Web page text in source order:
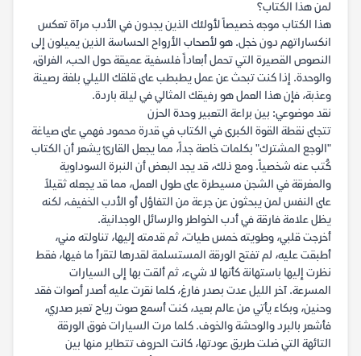
لمن هذا الكتاب؟
هذا الكتاب موجه خصيصاً لأولئك الذين يجدون في الأدب مرآة تعكس
انكساراتهم دون خجل. هو لأصحاب الأرواح الحساسة الذين يميلون إلى
النصوص القصيرة التي تحمل أبعاداً فلسفية عميقة حول الحب، الفراق،
والوحدة. إذا كنت تبحث عن عمل يطبطب على قلقك الليلي بلغة رصينة
وعذبة، فإن هذا العمل هو رفيقك المثالي في ليلة باردة.
نقد موضوعي: بين براعة التعبير وحدة الحزن
تتجلى نقطة القوة الكبرى في الكتاب في قدرة محمود فهمي على صياغة
"الوجع المشترك" بكلمات خاصة جداً، مما يجعل القارئ يشعر أن الكتاب
كُتب عنه شخصياً. ومع ذلك، قد يجد البعض أن النبرة السوداوية
والمغرقة في الشجن مسيطرة على طول العمل، مما قد يجعله ثقيلاً
على النفس لمن يبحثون عن جرعة من التفاؤل أو الأدب الخفيف، لكنه
يظل علامة فارقة في أدب الخواطر والرسائل الوجدانية.
أخرجت قلبي، وطويته خمس طيات، ثم قدمته إليها، تناولته مني،
أطبقت عليه، لم تفتح الورقة المستسلمة لقدرها لتقرأ ما فيها، فقط
نظرت إليها باستهانة كأنها لا شيء، ثم ألقت بها إلى السيارات
المسرعة. آخر الليل عدت بصدر فارغ، كلما نقرت عليه أصدر أصوات فقد
وحنين، وبكاء يأتي من عالم بعيد، كنت أسمع صوت رياح تعبر صدري،
فأشعر بالبرد والوحشة والخوف. كلما مرت السيارات فوق الورقة
التائهة التي ضلت طريق عودتها، كانت الحروف تتطاير منها بين